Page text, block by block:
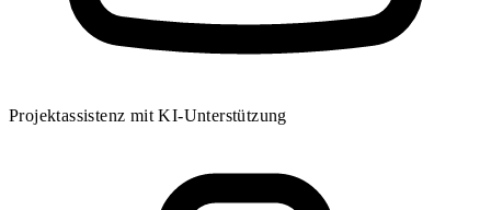
Projektassistenz mit KI-Unterstützung